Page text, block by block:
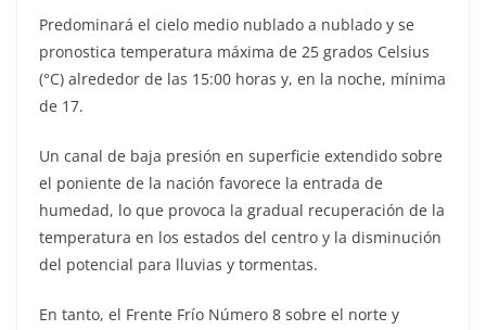
Predominará el cielo medio nublado a nublado y se
pronostica temperatura máxima de 25 grados Celsius
(°C) alrededor de las 15:00 horas y, en la noche, mínima
de 17.
Un canal de baja presión en superficie extendido sobre
el poniente de la nación favorece la entrada de
humedad, lo que provoca la gradual recuperación de la
temperatura en los estados del centro y la disminución
del potencial para lluvias y tormentas.
En tanto, el Frente Frío Número 8 sobre el norte y